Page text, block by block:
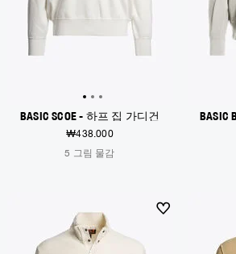
BASIC SCOE - 하프 집 가디건
₩438.000
5 그림 물감
BASIC
NEW ARRIVALS